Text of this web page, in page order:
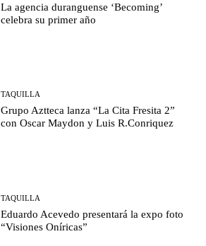
La agencia duranguense ‘Becoming’
celebra su primer año
TAQUILLA
Grupo Aztteca lanza “La Cita Fresita 2”
con Oscar Maydon y Luis R.Conriquez
TAQUILLA
Eduardo Acevedo presentará la expo foto
“Visiones Oníricas”